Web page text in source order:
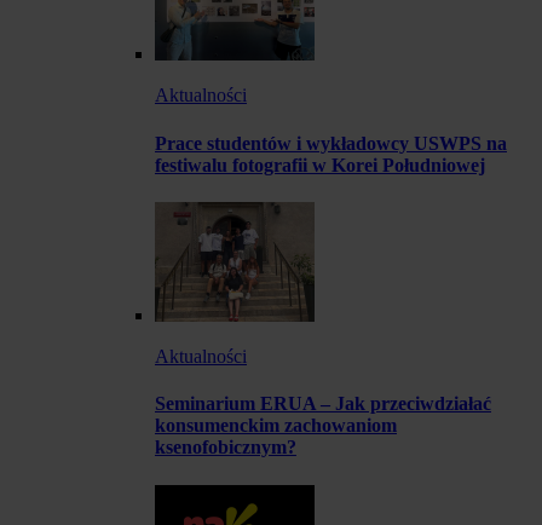
Aktualności
Prace studentów i wykładowcy USWPS na
festiwalu fotografii w Korei Południowej
Aktualności
Seminarium ERUA – Jak przeciwdziałać
konsumenckim zachowaniom
ksenofobicznym?